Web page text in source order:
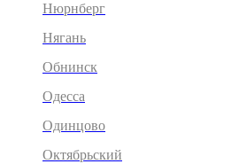
Нюрнберг
Нягань
Обнинск
Одесса
Одинцово
Октябрьский